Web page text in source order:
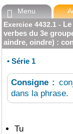
 Menu
Exercice 4432.1 -
verbes du 3e
aindre, oindre) :
• Série 1
Consigne :
dans la phrase.
Tu